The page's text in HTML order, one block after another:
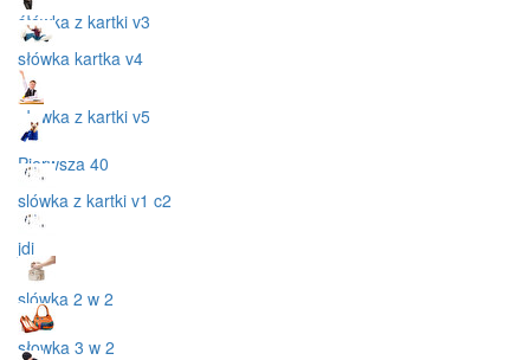
śłówka z kartki v3
słówka kartka v4
słowka z kartki v5
Pierwsza 40
slówka z kartki v1 c2
jdi
slówka 2 w 2
słowka 3 w 2